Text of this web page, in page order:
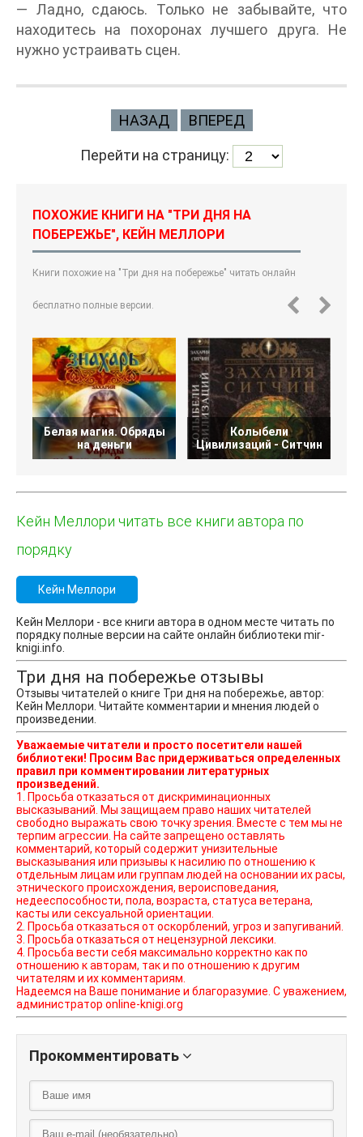
— Ладно, сдаюсь. Только не забывайте, что
находитесь на похоронах лучшего друга. Не
нужно устраивать сцен.
НАЗАД ВПЕРЕД
Перейти на страницу:
ПОХОЖИЕ КНИГИ НА "ТРИ ДНЯ НА
ПОБЕРЕЖЬЕ", КЕЙН МЕЛЛОРИ
Книги похожие на "Три дня на побережье" читать онлайн
бесплатно полные версии.
Белая магия. Обряды
на деньги
Колыбели
Цивилизаций - Ситчин
Кейн Меллори читать все книги автора по
порядку
Кейн Меллори
Кейн Меллори - все книги автора в одном месте читать по
порядку полные версии на сайте онлайн библиотеки mir-
knigi.info.
Три дня на побережье отзывы
Отзывы читателей о книге Три дня на побережье, автор:
Кейн Меллори. Читайте комментарии и мнения людей о
произведении.
Уважаемые читатели и просто посетители нашей
библиотеки! Просим Вас придерживаться определенных
правил при комментировании литературных
произведений.
1. Просьба отказаться от дискриминационных
высказываний. Мы защищаем право наших читателей
свободно выражать свою точку зрения. Вместе с тем мы не
терпим агрессии. На сайте запрещено оставлять
комментарий, который содержит унизительные
высказывания или призывы к насилию по отношению к
отдельным лицам или группам людей на основании их расы,
этнического происхождения, вероисповедания,
недееспособности, пола, возраста, статуса ветерана,
касты или сексуальной ориентации.
2. Просьба отказаться от оскорблений, угроз и запугиваний.
3. Просьба отказаться от нецензурной лексики.
4. Просьба вести себя максимально корректно как по
отношению к авторам, так и по отношению к другим
читателям и их комментариям.
Надеемся на Ваше понимание и благоразумие. С уважением,
администратор online-knigi.org
Прокомментировать